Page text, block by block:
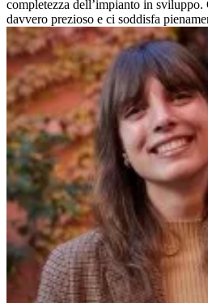
completezza dell’impianto in
davvero prezioso e ci soddisfa